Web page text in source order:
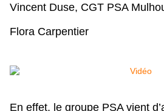
Vincent Duse, CGT PSA
Flora Carpentier
En effet, le groupe PSA vient